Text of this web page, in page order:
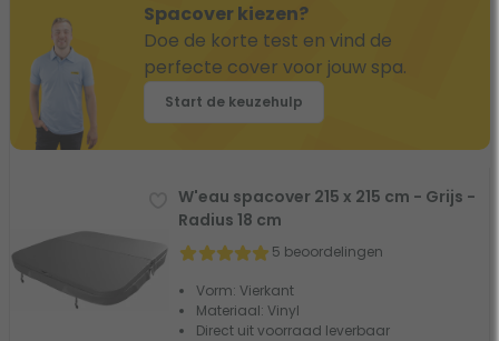
W'eau spacover 215 x 215 cm - Grijs -
Radius 18 cm
5 beoordelingen
Vorm: Vierkant
Materiaal: Vinyl
Direct uit voorraad leverbaar
Spacover kiezen?
Doe de korte test en vind de
perfecte cover voor jouw spa.
Start de keuzehulp